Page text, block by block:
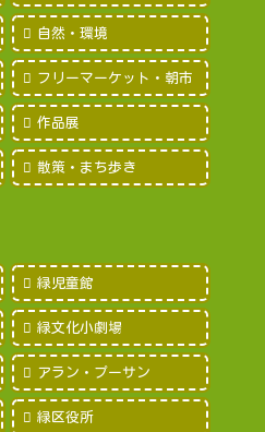
自然・環境
フリーマーケット・朝市
作品展
散策・まち歩き
緑児童館
緑文化小劇場
アラン・プーサン
緑区役所